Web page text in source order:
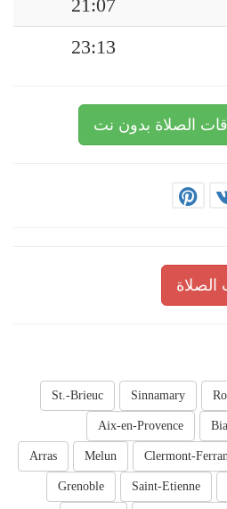
21:07
23:13
الصلاة بدون نت
الصلاة
Sinnamary
St.-Brieuc
Aix-en-Provence
Clermont-
Melun
Arras
Saint-Etienne
Grenoble